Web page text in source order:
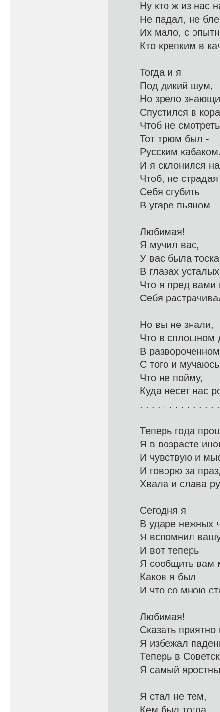
Ну кто ж из
Не падал, не
Их мало, с
Кто крепким
Тогда и я
Под
Но зрело
Спустился в
Чтоб не
Тот трюм был -
И я
Чтоб, не
Себя сгубить
В
Любимая!
Я
У вас была тоска
В
Что я
Себя
Но вы не знали,
Что в
В
С того и
Что
Куда несет
. . . . . . . . . . . . . .
Теперь года
Я в
И чувствую
И говорю за
Хвала и
Сегодня я
В ударе
Я вспомнил
И вот теперь
Я
Каков я был
И что со
Любимая!
Сказать
Я избежал
Теперь в
Я самый
Я стал не тем,
Кем